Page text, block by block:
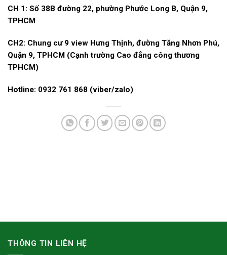
CH 1: Số 38B đường 22, phường Phước Long B, Quận 9,
TPHCM
CH2: Chung cư 9 view Hưng Thịnh, đường Tăng Nhơn Phú,
Quận 9, TPHCM (Cạnh trường Cao đẳng công thương
TPHCM)
Hotline: 0932 761 868 (viber/zalo)
THÔNG TIN LIÊN HỆ